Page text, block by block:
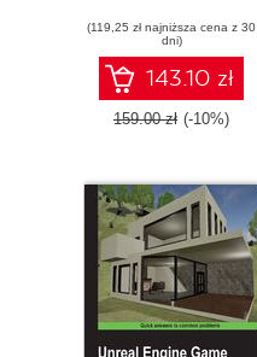
RPG using Unreal
Engine 4.x
(119,25 zł najniższa cena z 30
dni)
143.10 zł
159.00 zł (-10%)